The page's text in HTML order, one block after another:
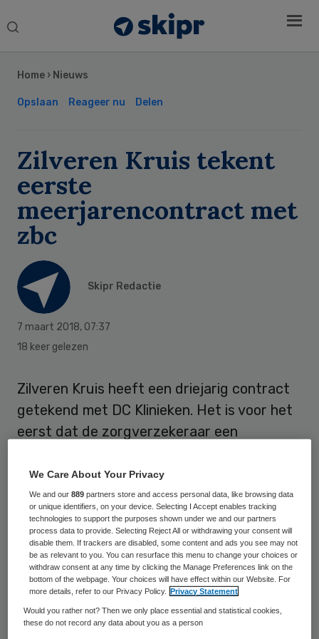
Search
Home › Nieuws
Opslaan Reageer nu Delen
Zilveren Kruis tekent
eerste
meerjarencontract met
zbc
Skipr Redactie
7 maart 2018, 07:37
18 keer gelezen
Zilveren Kruis heeft een driejarig contract
getekend met DC Klinieken. Het is voor het
eerst dat de zorgverzekeraar een
zelfstandig behandelcentrum (zbc).
Dat meldenZilveren KruisenDC Klinieken
op 6 maart. In het contract worden
afspraken gemaakt over het toegankelijker
en betaalbaarder maken van de zorg voor
patiënten binnen de focusgebieden van DC
Klinieken als diagnostiek, allergologie,
Sidebar
We Care About Your Privacy
We and our889 partners store and access personal data, like browsing data
or unique identifiers, on your device. Selecting I Accept enables tracking
technologies to support the purposes shown under we and our partners
process data to provide. Selecting Reject All or withdrawing your consent will
disable them. If trackers are disabled, some content and ads you see may not
be as relevant to you. You can resurface this menu to change your choices or
withdraw consent at any time by clicking the Manage Preferences link on the
bottom of the webpage. Your choices will have effect within our Website. For
more details, refer to our Privacy Policy.
Privacy Statement
Would you rather not? Then we only place essential and statistical cookies,
these do not record any data about you as a person